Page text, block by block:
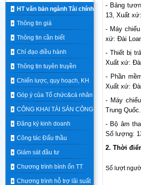
HT văn bản ngành Tài chính
Thông tin giá
Thông tin cần biết
Chỉ đạo điều hành
Thông tin tuyên truyền
Chiến lược, quy hoạch, KH
Góp ý của Tổ chức&cá nhân
CÔNG KHAI TÀI SẢN CÔNG
Đăng ký kinh doanh
Công tác Đấu thầu
Giám sát đầu tư
Chương trình bình ổn TT
Chương trình hỗ trợ lãi suất
- Bảng
13, Xuất
- Máy
xứ: Đài
- Thiết bị
Xuất xứ:
- Phần
Xuất xứ:
- Máy
Trung Quốc.
- Bộ âm
Số lượng:
2. Thời
Số lượt